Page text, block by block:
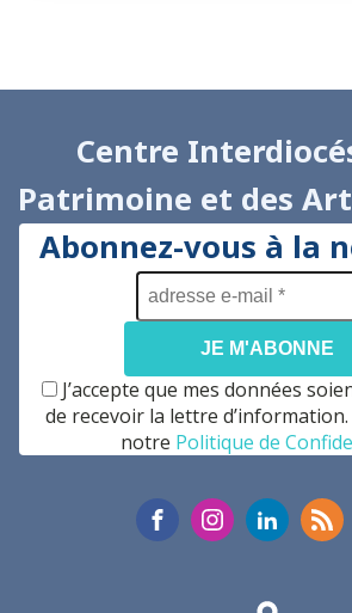
Centre
Patrimoine et des
Abonnez-vous à la
adresse
e-
mail
*
J’accepte que mes données
de recevoir la lettre d’information.
notre Politique de